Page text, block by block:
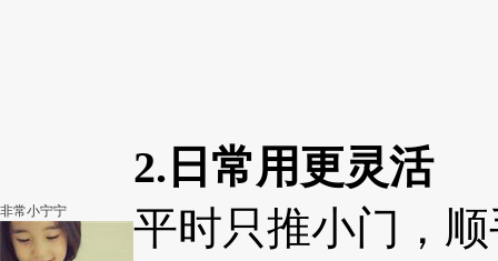
非常小宁宁
2.日常用更灵活
平时只推小门，